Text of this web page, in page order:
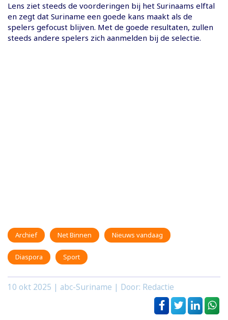
Lens ziet steeds de voorderingen bij het Surinaams elftal
en zegt dat Suriname een goede kans maakt als de
spelers gefocust blijven. Met de goede resultaten, zullen
steeds andere spelers zich aanmelden bij de selectie.
Archief Net Binnen Nieuws vandaag
Diaspora Sport
10 okt 2025 | abc-Suriname | Door: Redactie